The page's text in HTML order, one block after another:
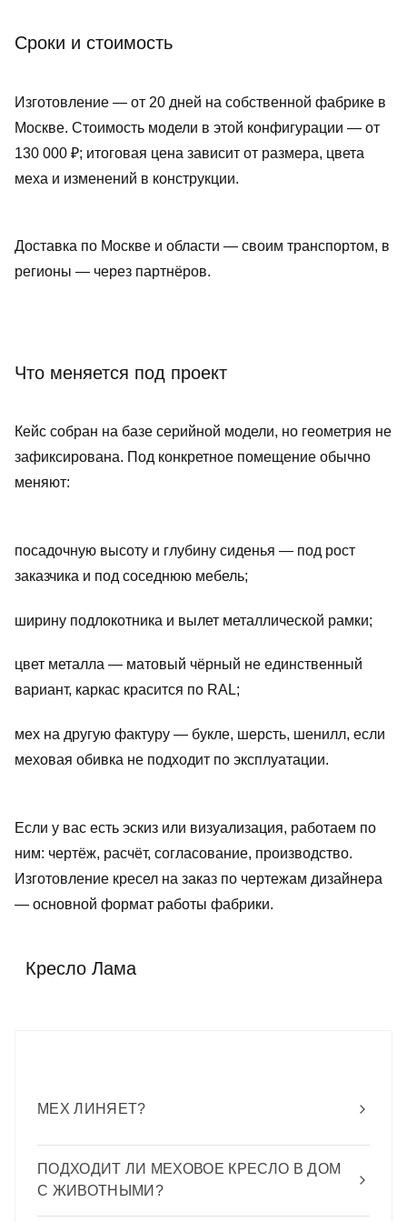
Сроки и стоимость
Изготовление — от 20 дней на собственной фабрике в
Москве. Стоимость модели в этой конфигурации — от
130 000 ₽; итоговая цена зависит от размера, цвета
меха и изменений в конструкции.
Доставка по Москве и области — своим транспортом, в
регионы — через партнёров.
Что меняется под проект
Кейс собран на базе серийной модели, но геометрия не
зафиксирована. Под конкретное помещение обычно
меняют:
посадочную высоту и глубину сиденья — под рост
заказчика и под соседнюю мебель;
ширину подлокотника и вылет металлической рамки;
цвет металла — матовый чёрный не единственный
вариант, каркас красится по RAL;
мех на другую фактуру — букле, шерсть, шенилл, если
меховая обивка не подходит по эксплуатации.
Если у вас есть эскиз или визуализация, работаем по
ним: чертёж, расчёт, согласование, производство.
Изготовление кресел на заказ по чертежам дизайнера
— основной формат работы фабрики.
Кресло Лама
МЕХ ЛИНЯЕТ?
эксплуатации не осыпается и не
ПОДХОДИТ ЛИ МЕХОВОЕ КРЕСЛО В ДОМ
С ЖИВОТНЫМИ?